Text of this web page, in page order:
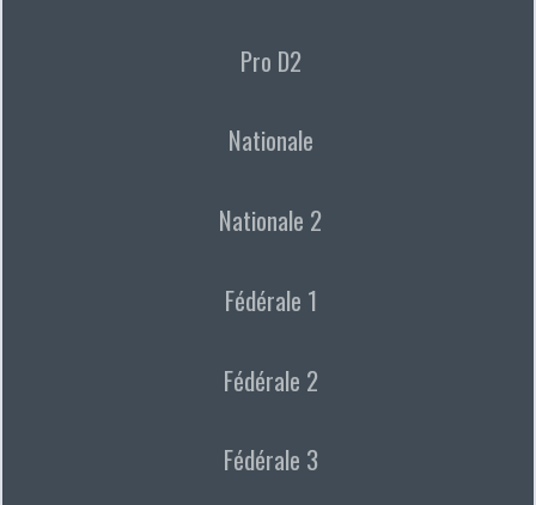
Pro D2
Nationale
Nationale 2
Fédérale 1
Fédérale 2
Fédérale 3